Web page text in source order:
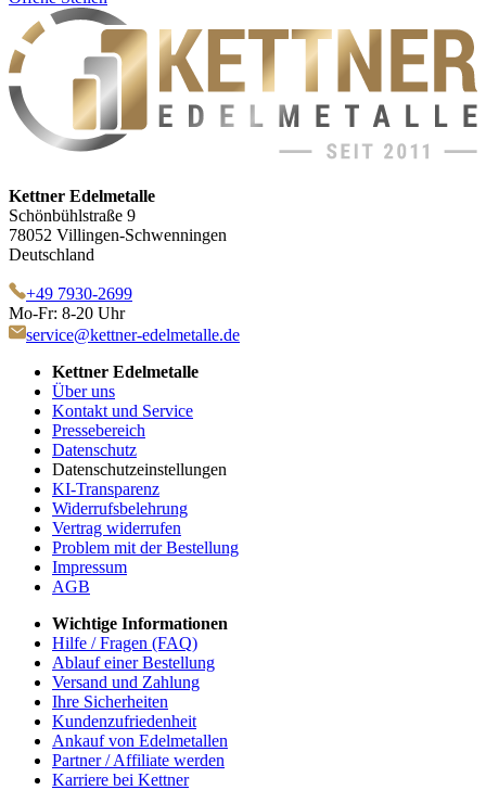
Kettner Edelmetalle
Schönbühlstraße 9
78052 Villingen-Schwenningen
Deutschland
+49 7930-2699
Mo-Fr: 8-20 Uhr
service@kettner-edelmetalle.de
Kettner Edelmetalle
Über uns
Kontakt und Service
Pressebereich
Datenschutz
Datenschutzeinstellungen
KI-Transparenz
Widerrufsbelehrung
Vertrag widerrufen
Problem mit der Bestellung
Impressum
AGB
Wichtige Informationen
Hilfe / Fragen (FAQ)
Ablauf einer Bestellung
Versand und Zahlung
Ihre Sicherheiten
Kundenzufriedenheit
Ankauf von Edelmetallen
Partner / Affiliate werden
Karriere bei Kettner